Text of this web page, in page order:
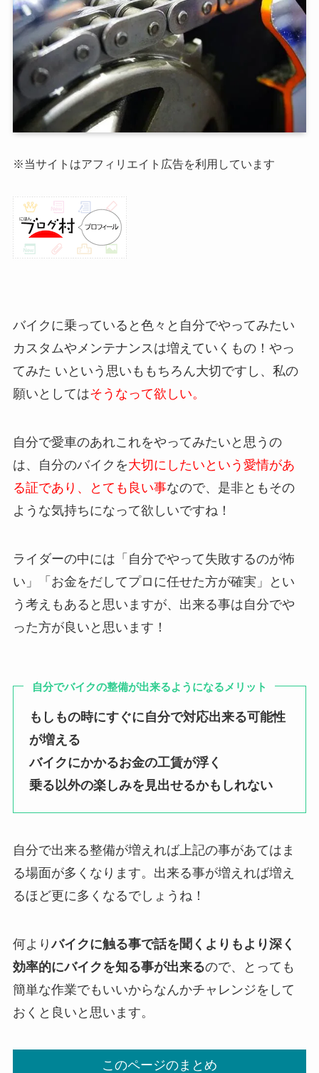
※当サイトはアフィリエイト広告を利用しています
バイクに乗っていると色々と自分でやってみたい
カスタムやメンテナンスは増えていくもの！やっ
てみた いという思いももちろん大切ですし、私の
願いとしてはそうなって欲しい。
自分で愛車のあれこれをやってみたいと思うの
は、自分のバイクを大切にしたいという愛情があ
る証であり、とても良い事なので、是非ともその
ような気持ちになって欲しいですね！
ライダーの中には「自分でやって失敗するのが怖
い」「お金をだしてプロに任せた方が確実」とい
う考えもあると思いますが、出来る事は自分でや
った方が良いと思います！
自分でバイクの整備が出来るようになるメリット
もしもの時にすぐに自分で対応出来る可能性
が増える
バイクにかかるお金の工賃が浮く
乗る以外の楽しみを見出せるかもしれない
自分で出来る整備が増えれば上記の事があてはま
る場面が多くなります。出来る事が増えれば増え
るほど更に多くなるでしょうね！
何よりバイクに触る事で話を聞くよりもより深く
効率的にバイクを知る事が出来るので、とっても
簡単な作業でもいいからなんかチャレンジをして
おくと良いと思います。
このページのまとめ